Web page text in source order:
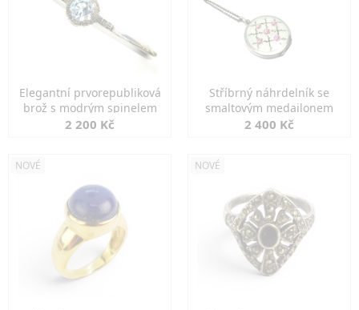
Elegantní prvorepubliková
brož s modrým spinelem
2 200 Kč
Stříbrný náhrdelník se
smaltovým medailonem
2 400 Kč
NOVÉ NOVÉ